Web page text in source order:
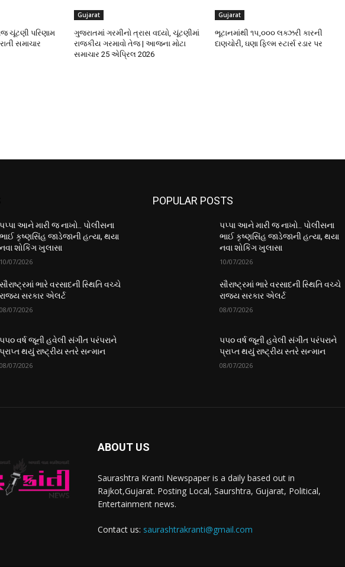
ચૂંટણી પરિણામ
સમાચાર
Gujarat
ગુજરાતમાં ગરમીનો ત્રાસ વધ્યો, ચૂંટણીમાં
રાજકીય ગરમાવો તેજ | આજના મોટા
સમાચાર 25 એપ્રિલ 2026
Gujarat
ભૂટાનમાંથી ૧૫,૦૦૦ લક્ઝરી કારની
દાણચોરી, ઘણા ફિલ્મ સ્ટાર્સ રડાર પર
પપ્પા આને મારી જ નાખો.. પોલીસના
ભાઈ કૃષ્ણસિંહ જાડેજાની હત્યા, થયા
નવા શોકિંગ ખુલાસા
10/07/2026
સૌરાષ્ટ્રમાં ભારે વરસાદની સ્થિતિ વચ્ચે
રાજ્ય સરકાર એલર્ટ
08/07/2026
૫૫૦ વર્ષ જૂની હવેલી સંગીત પરંપરાને
પ્રાપ્ત થયું રાષ્ટ્રીય સ્તરે સન્માન
08/07/2026
POPULAR POSTS
પપ્પા આને મારી જ નાખો.. પોલીસના
ભાઈ કૃષ્ણસિંહ જાડેજાની હત્યા, થયા
નવા શોકિંગ ખુલાસા
10/07/2026
સૌરાષ્ટ્રમાં ભારે વરસાદની સ્થિતિ વચ્ચે
રાજ્ય સરકાર એલર્ટ
08/07/2026
૫૫૦ વર્ષ જૂની હવેલી સંગીત પરંપરાને
પ્રાપ્ત થયું રાષ્ટ્રીય સ્તરે સન્માન
08/07/2026
ABOUT US
Saurashtra Kranti Newspaper is a daily based out in
Rajkot,Gujarat. Posting Local, Saurshtra, Gujarat, Political,
Entertainment news.
Contact us: saurashtrakranti@gmail.com